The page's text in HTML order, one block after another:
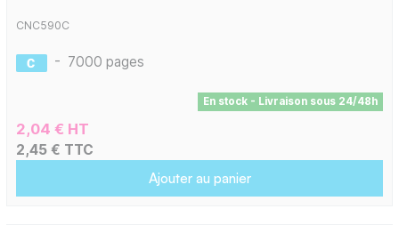
CNC590C
- 7000 pages
En stock - Livraison sous 24/48h
2,04 € HT
2,45 € TTC
Ajouter au panier